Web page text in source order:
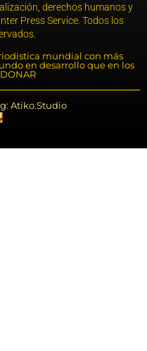
derechos humanos y
Press Service. Todos los
mundial con más
en desarrollo que en los
Atiko.Studio